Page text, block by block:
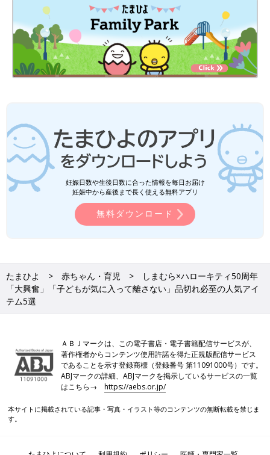
●記事内の価格はすべて税込み、2024年5月時点のものです。
しまむらLITTC（リトシー）×ディズニ
ー「最強にかわいくて高見え」「一目ぼ
れした」話題沸騰のコラボアイテム5選
しまむらのオリジナルブランド「LITTC（リト
シー）」からディズニーとのコラボアイテムが
れ！」「3COINS、しまむらも！」これ
から使える★おすすめ4選
少しずつ気温の高い日が多くなり「保冷バッ
グ」が大活躍する時期に♪ お弁当の持ち運びや
お買いもの、レジャーシーンなど、食材を守る
ために欲しくなりますよね。今回はおすすめの
保冷バッグをご紹介！見た目も可愛らしく、種
類も豊富でオシャレなものばかりですので、ぜ
ひご覧ください。
しまむらの記事一覧
妊娠日数や生後日数に合った情報を毎日お届け
妊娠中から産後まで長く使える無料アプリ
無料ダウンロード
たまひよ 赤ちゃん・育児
しまむら×ハローキティ50周年
「大興奮」「子どもが気に入って離さない」品切れ必至の人気アイ
テム5選
ＡＢＪマークは、この電子書店・電子書籍配信サービスが、
著作権者からコンテンツ使用許諾を得た正規版配信サービス
であることを示す登録商標（登録番号 第11091000号）です。
ABJマークの詳細、ABJマークを掲示しているサービスの一覧
はこちら→https://aebs.or.jp/
本サイトに掲載されている記事・写真・イラスト等のコンテンツの無断転載を禁じま
す。